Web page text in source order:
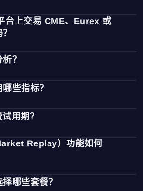
量与订单流分析以及传统技术分
资金的动向，从而让您能够跟随大
台上交易 CME、Eurex 或
等。这使您能够直接分析标的
的
？
等)来进行的。在ATAS中,你可以用
Profile等)——从而获得更多
些指标？
度、德尔塔、集群统计
用期？
费全功能试用，让您充分体验您选
请注意：要获取实时期货数据，您
供商账户（如 Rithmic、CQG
Replay）功能如何
具是学习成交量分析和测试交易策
哪些套餐？